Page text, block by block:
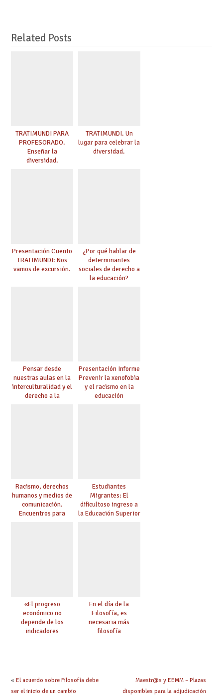
Related Posts
TRATIMUNDI PARA
PROFESORADO.
Enseñar la
diversidad.
TRATIMUNDI. Un
lugar para celebrar la
diversidad.
Presentación Cuento
TRATIMUNDI: Nos
vamos de excursión.
¿Por qué hablar de
determinantes
sociales de derecho a
la educación?
Pensar desde
nuestras aulas en la
interculturalidad y el
derecho a la
Presentación Informe
Prevenir la xenofobia
y el racismo en la
educación
Racismo, derechos
humanos y medios de
comunicación.
Encuentros para
Estudiantes
Migrantes: El
dificultoso ingreso a
la Educación Superior
«El progreso
económico no
depende de los
indicadores
En el día de la
Filosofía, es
necesaria más
filosofía
« El acuerdo sobre Filosofía debe
ser el inicio de un cambio
Maestr@s y EEMM – Plazas
disponibles para la adjudicación